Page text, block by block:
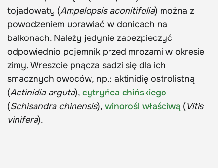
tojadowaty (Ampelopsis aconitifolia) można z
powodzeniem uprawiać w donicach na
balkonach. Należy jedynie zabezpieczyć
odpowiednio pojemnik przed mrozami w okresie
zimy. Wreszcie pnącza sadzi się dla ich
smacznych owoców, np.: aktinidię ostrolistną
(Actinidia arguta), cytryńca chińskiego
(Schisandra chinensis), winorośl właściwą (Vitis
vinifera).